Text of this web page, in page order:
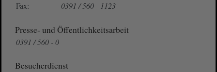
Fax:
0391 / 560 - 1123
Presse- und Öffentlichkeitsarbeit
0391 / 560 - 0
Besucherdienst